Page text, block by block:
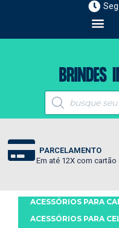
PARCELAMENTO
Em até 12X com cartão
ACESSÓRIOS PARA
ACESSÓRIOS PARA